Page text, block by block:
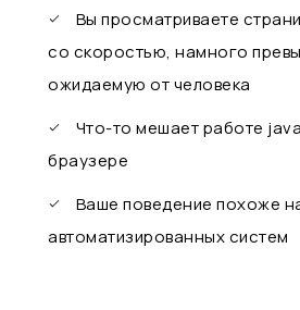
Вы просматриваете
со скоростью, намного
ожидаемую от человека
Что-то мешает работе
браузере
Ваше поведение похоже
автоматизированных систем